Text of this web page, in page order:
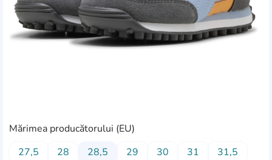
Mărimea producătorului (EU)
27,5
28 28,5 29 30 31
31,5